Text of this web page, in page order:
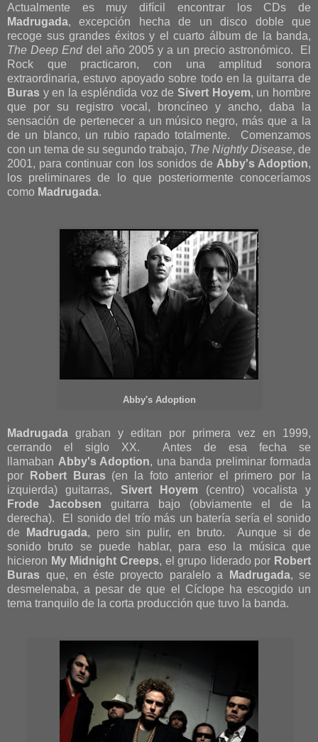
Actualmente es muy difícil encontrar los CDs de
Madrugada, excepción hecha de un disco doble que
recoge sus grandes éxitos y el cuarto álbum de la banda,
The Deep Enddel año 2005 y a un precio astronómico. El
Rock que practicaron, con una amplitud sonora
extraordinaria, estuvo apoyado sobre todo en la guitarra de
Buras y en la espléndida voz de Sivert Hoyem, un hombre
que por su registro vocal, broncíneo y ancho, daba la
sensación de pertenecer a un músico negro, más que a la
de un blanco, un rubio rapado totalmente. Comenzamos
con un tema de su segundo trabajo, The Nightly Disease, de
2001, para continuar con los sonidos de Abby's Adoption,
los preliminares de lo que posteriormente conoceríamos
como Madrugada.
Abby's Adoption
Madrugada graban y editan por primera vez en 1999,
cerrando el siglo XX. Antes de esa fecha se
llamaban Abby's Adoption, una banda preliminar formada
por
Robert Buras(en la foto anterior el primero por la
izquierda) guitarras, Sivert Hoyem (centro) vocalista y
Frode Jacobsen guitarra bajo (obviamente el de la
derecha). El sonido del trío más un batería sería el sonido
de
Madrugada, pero sin pulir, en bruto. Aunque si de
sonido bruto se puede hablar, para eso la música que
hicieron My Midnight Creeps, el grupo liderado por Robert
Buras que, en éste proyecto paralelo a Madrugada, se
desmelenaba, a pesar de que el Cíclope ha escogido un
tema tranquilo de la corta producción que tuvo la banda.